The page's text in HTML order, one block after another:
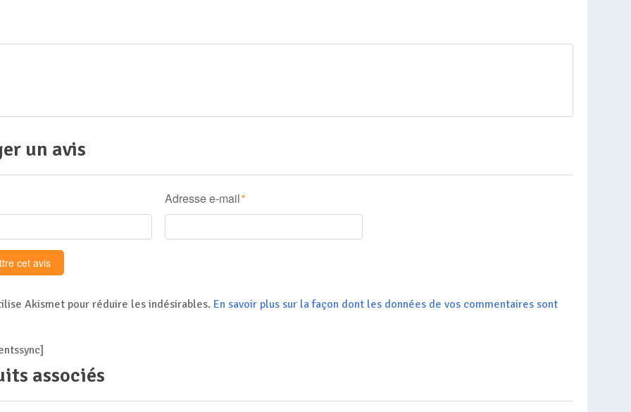
un avis
Adresse e-mail *
Akismet pour réduire les indésirables. En savoir plus sur la façon dont les données de vos commentaires sont
associés